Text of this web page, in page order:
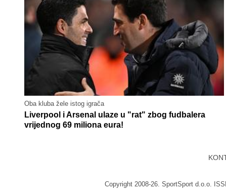
Oba kluba žele istog igrača
Liverpool i Arsenal ulaze u "rat" zbog fudbalera
vrijednog 69 miliona eura!
Copyright 2008-26. SportSport d.o.o.